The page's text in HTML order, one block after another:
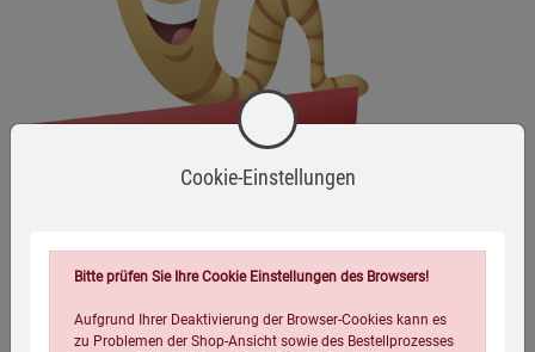
Cookie-Einstellungen
Bitte prüfen Sie Ihre Cookie Einstellungen des Browsers!
Aufgrund Ihrer Deaktivierung der Browser-Cookies kann es
zu Problemen der Shop-Ansicht sowie des Bestellprozesses